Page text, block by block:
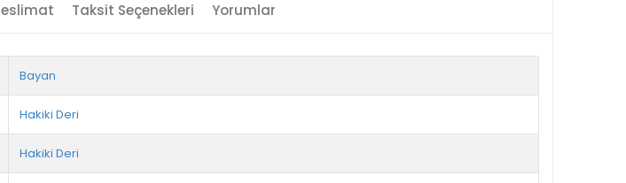
Taksit Seçenekleri Yorumlar
Bayan
Hakiki Deri
Hakiki Deri